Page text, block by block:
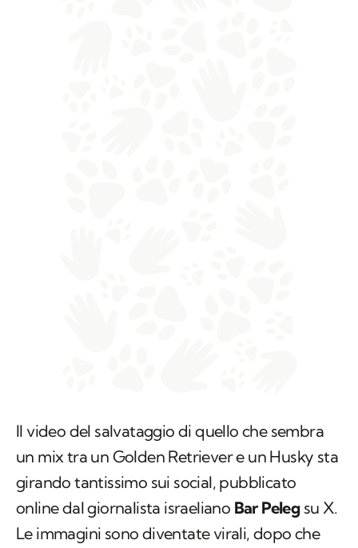
Il video del salvataggio di quello che sembra
un mix tra un Golden Retriever e un Husky sta
girando tantissimo sui social, pubblicato
online dal giornalista israeliano Bar Pelegsu X.
Le immagini sono diventate virali, dopo che